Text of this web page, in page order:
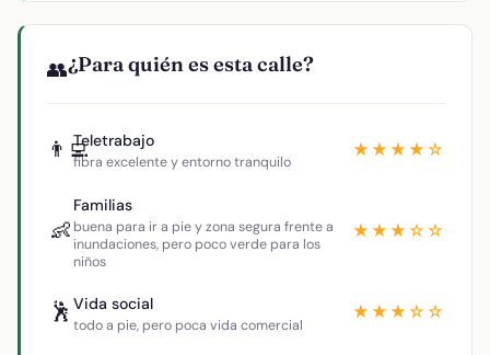
👥¿Para quién es esta calle?
👨‍💻Teletrabajo
fibra excelente y entorno tranquilo
★★★★☆
👶
Familias
buena para ir a pie y zona segura frente a
inundaciones, pero poco verde para los
niños
★★★☆☆
🕺 Vida social
todo a pie, pero poca vida comercial
★★★☆☆